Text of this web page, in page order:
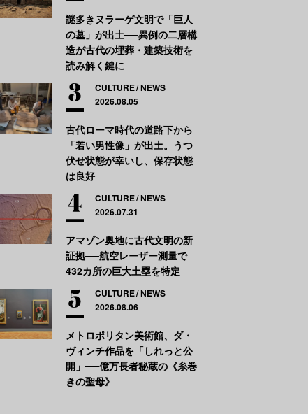
謎多きヌラーゲ文明で「巨人
の墓」が出土──異例の二層構
造が古代の埋葬・建築技術を
読み解く鍵に
CULTURE NEWS
2026.08.05
古代ローマ時代の道路下から
「若い男性像」が出土。うつ
伏せ状態が幸いし、保存状態
は良好
CULTURE NEWS
2026.07.31
アマゾン奥地に古代文明の新
証拠──航空レーザー測量で
432カ所の巨大土塁を特定
CULTURE NEWS
2026.08.06
メトロポリタン美術館、ダ・
ヴィンチ作品を「しれっと公
開」──億万長者秘蔵の《糸巻
きの聖母》